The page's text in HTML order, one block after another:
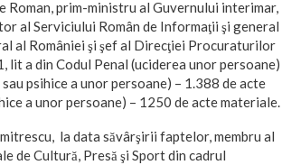
Roman, prim-ministru al Guvernului interimar,
al Serviciului Român de Informaţii şi general
al României şi şef al Direcţiei Procuraturilor
a din Codul Penal (uciderea unor persoane)
psihice a unor persoane) – 1.388 de acte
a unor persoane) – 1250 de acte materiale.
la data săvârşirii faptelor, membru al
de Cultură, Presă şi Sport din cadrul